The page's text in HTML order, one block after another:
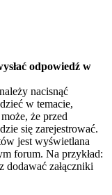
odpowiedź w
nacisnąć
w temacie,
że przed
się zarejestrować.
jest wyświetlana
forum. Na przykład:
dodawać załączniki